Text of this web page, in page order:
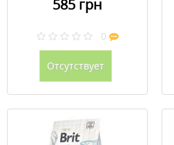
585 грн
0
Отсутствует